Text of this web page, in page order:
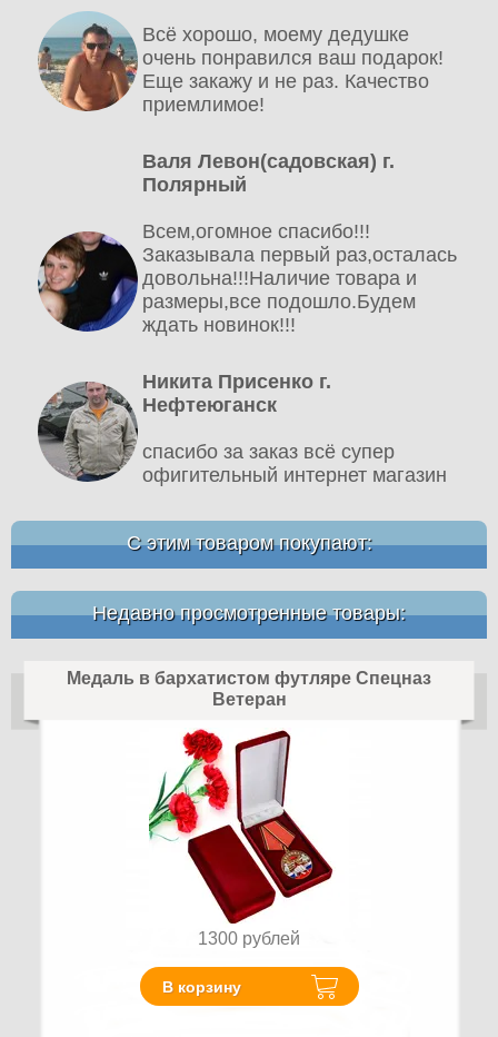
Всё хорошо, моему дедушке
очень понравился ваш подарок!
Еще закажу и не раз. Качество
приемлимое!
Валя Левон(садовская) г.
Полярный
Всем,огомное спасибо!!!
Заказывала первый раз,осталась
довольна!!!Наличие товара и
размеры,все подошло.Будем
ждать новинок!!!
Никита Присенко г.
Нефтеюганск
спасибо за заказ всё супер
офигительный интернет магазин
С этим товаром покупают:
Недавно просмотренные товары:
Медаль в бархатистом футляре Спецназ
Ветеран
1300 рублей
В корзину